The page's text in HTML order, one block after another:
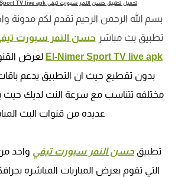
تحميل تطبيق حسن النمر سبورت تيفي Hasan El-Nimer Sport TV live apk
بسم الله الرحمن الرحيم تقدم لكم مدونة
تطبيق بث مباشر
El-Nimer Sport TV live apk لعرض
بدون تقطيع حيث ان التطبيق يدعم
مختلفه تتناسب مع سرعة النت لديك حيث
عديده من قنوات البث
تطبيق حسن النمر سبورت تيفي واحد
التي تقوم بعرض المباريات المباشره